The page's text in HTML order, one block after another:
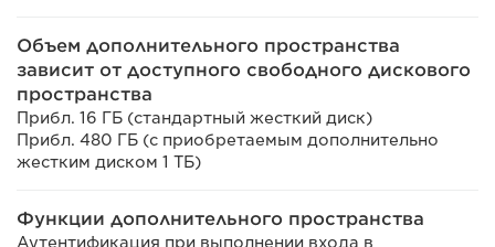
Объем дополнительного пространства
зависит от доступного свободного дискового
пространства
Прибл. 16 ГБ (стандартный жесткий диск)
Прибл. 480 ГБ (с приобретаемым дополнительно
жестким диском 1 ТБ)
Функции дополнительного пространства
Аутентификация при выполнении входа в